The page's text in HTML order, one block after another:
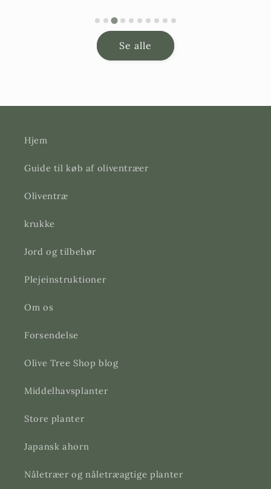
Se alle
Hjem
Guide til køb af oliventræer
Oliventræ
krukke
Jord og tilbehør
Plejeinstruktioner
Om os
Forsendelse
Olive Tree Shop blog
Middelhavsplanter
Store planter
Japansk ahorn
Nåletræer og nåletræagtige planter